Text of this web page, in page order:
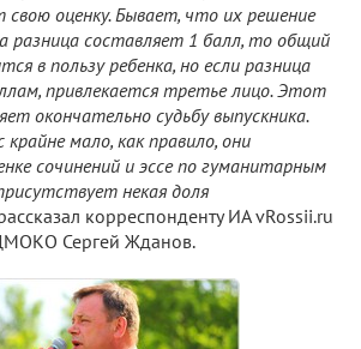
свою оценку. Бывает, что их решение
разница составляет 1 балл, то общий
в пользу ребенка, но если разница
привлекается третье лицо. Этот
окончательно судьбу выпускника.
крайне мало, как правило, они
сочинений и эссе по гуманитарным
некая доля
корреспонденту ИА vRossii.ru
Сергей Жданов.